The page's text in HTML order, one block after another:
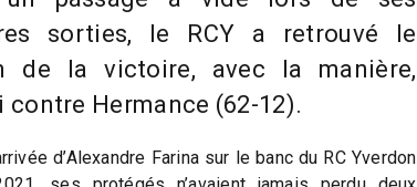
sorties, le RCY a retrouvé le
de la victoire, avec la manière,
contre Hermance (62-12).
d’Alexandre Farina sur le banc du RC Yverdon